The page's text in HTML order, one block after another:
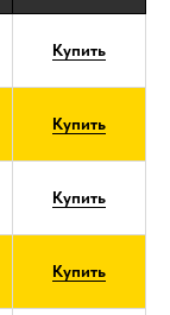
Купить
Купить
Купить
Купить